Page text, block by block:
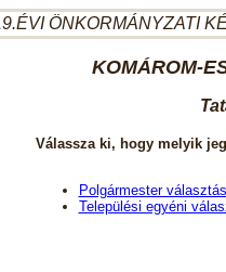
ÖNKORMÁNYZATI
KOMÁROM-
Válassza ki, hogy melyik
Polgármester választás
Települési egyéni